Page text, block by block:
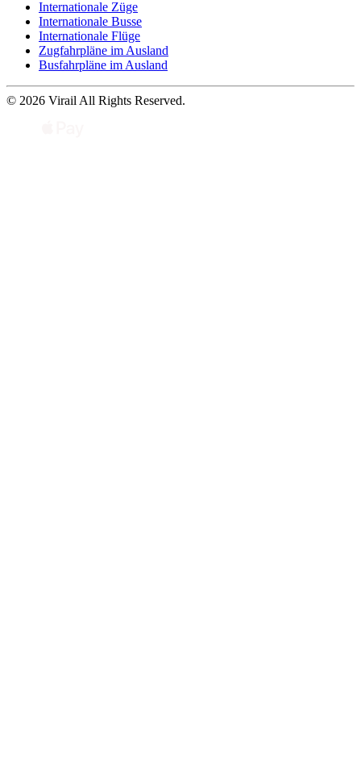
Internationale Züge
Internationale Busse
Internationale Flüge
Zugfahrpläne im Ausland
Busfahrpläne im Ausland
© 2026 Virail All Rights Reserved.